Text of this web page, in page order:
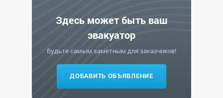
Здесь может быть ваш
эвакуатор
Будьте самым заметным для заказчиков!
ДОБАВИТЬ ОБЪЯВЛЕНИЕ